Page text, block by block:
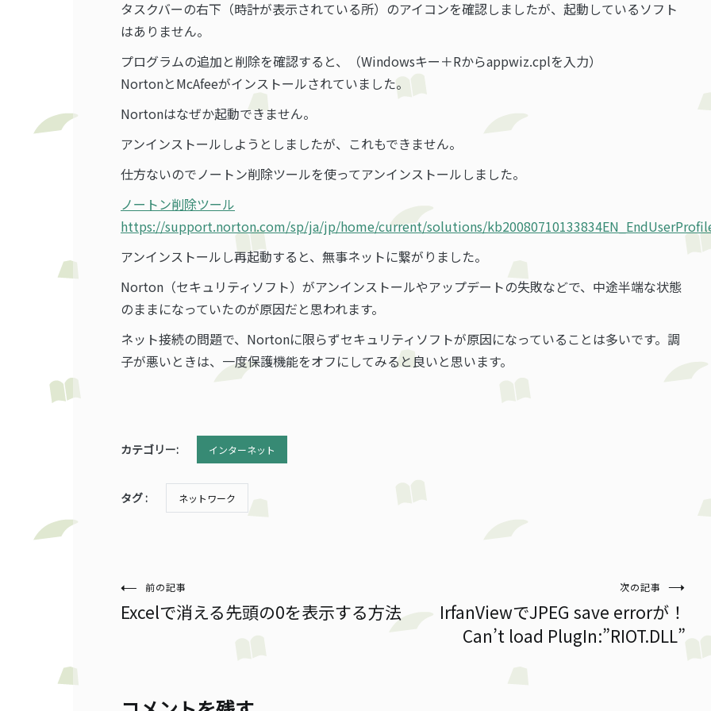
タスクバーの右下（時計が表示されている所）のアイコンを確認しましたが、起動しているソフト
はありません。
プログラムの追加と削除を確認すると、（Windowsキー＋Rからappwiz.cplを入力）
NortonとMcAfeeがインストールされていました。
Nortonはなぜか起動できません。
アンインストールしようとしましたが、これもできません。
仕方ないのでノートン削除ツールを使ってアンインストールしました。
ノートン削除ツール
https://support.norton.com/sp/ja/jp/home/current/solutions/
アンインストールし再起動すると、無事ネットに繋がりました。
Norton（セキュリティソフト）がアンインストールやアップデートの失敗などで、中途半端な状態
のままになっていたのが原因だと思われます。
ネット接続の問題で、Nortonに限らずセキュリティソフトが原因になっていることは多いです。調
子が悪いときは、一度保護機能をオフにしてみると良いと思います。
カテゴリー: インターネット
タグ : ネットワーク
投前の記事
Excelで消える先頭の0を表示する方法
次の記事
IrfanViewでJPEG save errorが！
Can’t load PlugIn:”RIOT.DLL”